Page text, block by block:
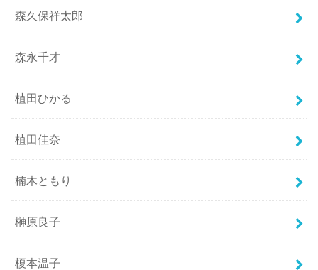
森久保祥太郎
森永千才
植田ひかる
植田佳奈
楠木ともり
榊原良子
榎本温子